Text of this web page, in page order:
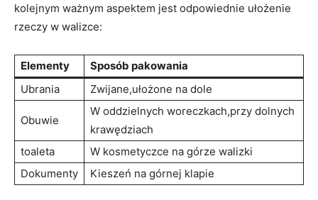
kolejnym ważnym aspektem jest odpowiednie ułożenie
rzeczy w walizce:
Elementy
Sposób pakowania
Ubrania
Zwijane,ułożone na dole
Obuwie
W oddzielnych woreczkach,przy ⁣dolnych
krawędziach
toaleta
W kosmetyczce ​na ⁤górze walizki
Dokumenty
Kieszeń na górnej​ klapie